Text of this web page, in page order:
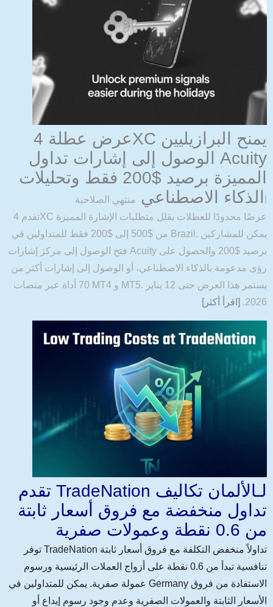
عرض عطلة 4XC يمنح البرازيليين
الوصول إلى إشارات تداول Acuity
المميزة برصيد $200 فقط وتحليلات
الذكاء الاصطناعي
منتهي الصلاحية!
تقدم 4XC عرضًا محدودًا للعطلات يقلل متطلبات الإشارة المميزة
من $500 إلى $200 فقط للمتداولين في Brazil. يمكن للمشاركين
فتح الوصول إلى مركز إشارات Acuity برصيد $200 والحصول على
رؤى مدعومة بالذكاء الاصطناعي، أو الوصول إلى إشارات أكثر من
70 أداة عبر منصات MT4 و MT5. يستمر هذا العرض حتى 12 يناير
2026.
[اقرأ أكثر]
تقدم TradeNation لـالألمان تكاليف
تداول منخفضة مع فروق أسعار ثابتة
من 0.6 نقطة وعمولات صفرية
توفر TradeNation تداولاً منخفض التكلفة مع فروق أسعار ثابتة
تنافسية تبدأ من 0.6 نقطة على أزواج العملات الرئيسية ورسوم
عمولة صفرية. يمكن للمتداولين في Germany الاستفادة من فروق
الأسعار الثابتة والعمولات الصفرية وعدم وجود رسوم إيداع أو